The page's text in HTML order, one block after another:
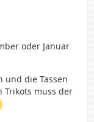
oder Januar
und die Tassen
Trikots muss der